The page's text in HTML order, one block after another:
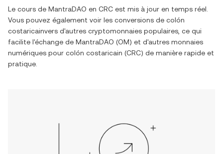
Le cours de MantraDAO en CRC est mis à jour en temps réel.
Vous pouvez également voir les conversions de colón
costaricainvers d'autres cryptomonnaies populaires, ce qui
facilite l'échange de MantraDAO (OM) et d'autres monnaies
numériques pour colón costaricain (CRC) de manière rapide et
pratique.